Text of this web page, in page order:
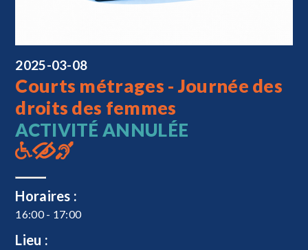
2025-03-08
Courts métrages - Journée des
droits des femmes
ACTIVITÉ ANNULÉE
Horaires :
16:00 - 17:00
Lieu :